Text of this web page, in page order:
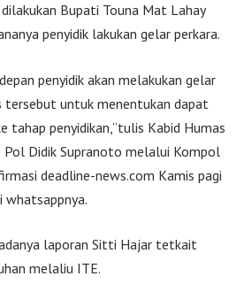
Bupati Touna Mat Lahay
penyidik lakukan gelar perkara.
penyidik akan melakukan gelar
tersebut untuk menentukan dapat
tahap penyidikan,”tulis Kabid Humas
Pol Didik Supranoto melalui Kompol
deadline-news.com Kamis pagi
laporan Sitti Hajar tetkait
melaliu ITE.